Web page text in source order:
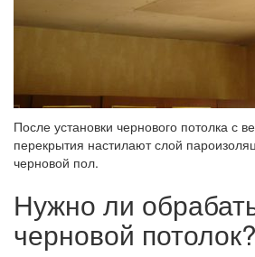
После установки чернового потолка с
перекрытия настилают слой
черновой пол.
Нужно ли
черновой потолок?